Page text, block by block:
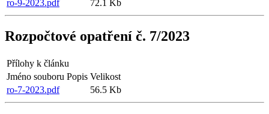
ro-9-2023.pdf
72.1 Kb
Rozpočtové opatření č. 7/2023
Přílohy k článku
Jméno souboru Popis Velikost
ro-7-2023.pdf
56.5 Kb